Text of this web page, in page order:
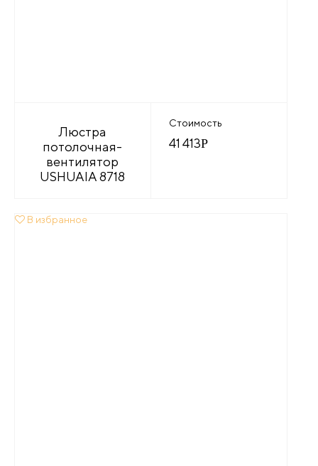
Люстра
потолочная-
вентилятор
USHUAIA 8718
Стоимость
41 413Р
В избранное